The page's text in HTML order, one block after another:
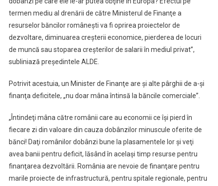
termen mediu al drenării de către Ministerul de Finanţe a
resurselor băncilor româneşti va fi oprirea proiectelor de
dezvoltare, diminuarea creşterii economice, pierderea de locuri
de muncă sau stoparea creşterilor de salarii în mediul privat”,
subliniază preşedintele ALDE.
Potrivit acestuia, un Minister de Finanţe are şi alte pârghii de a-şi
finanţa deficitele, „nu doar mâna întinsă la băncile comerciale”.
„Întindeţi mâna către românii care au economii ce îşi pierd în
fiecare zi din valoare din cauza dobânzilor minuscule oferite de
bănci! Daţi românilor dobânzi bune la plasamentele lor şi veţi
avea banii pentru deficit, lăsând în acelaşi timp resurse pentru
finanţarea dezvoltării. România are nevoie de finanţare pentru
marile proiecte de infrastructură, pentru spitale regionale, pentru